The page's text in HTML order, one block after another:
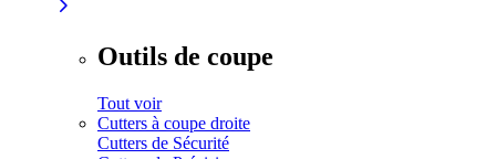
Outils de coupe
Tout voir
Cutters à coupe droite
Cutters de Sécurité